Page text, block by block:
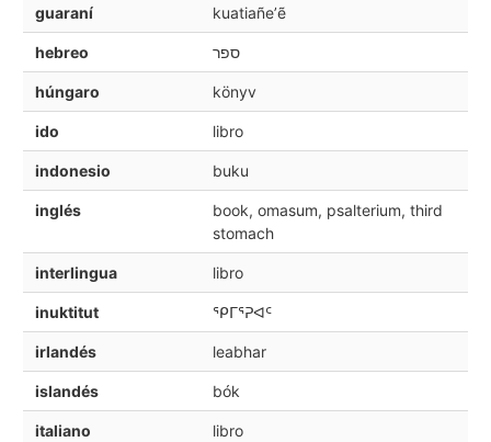
guaraní kuatiañeʼẽ
hebreo ספר
húngaro könyv
ido libro
indonesio buku
inglés
book, omasum, psalterium, third
stomach
interlingua libro
inuktitut ᕿᒥᕐᕈᐊᑦ
irlandés leabhar
islandés bók
italiano libro